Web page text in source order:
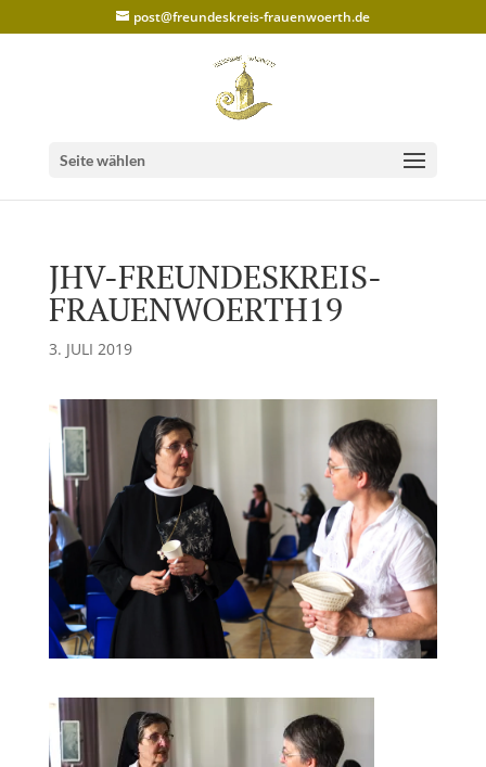
post@freundeskreis-frauenwoerth.de
Seite wählen
JHV-FREUNDESKREIS-
FRAUENWOERTH19
3. JULI 2019